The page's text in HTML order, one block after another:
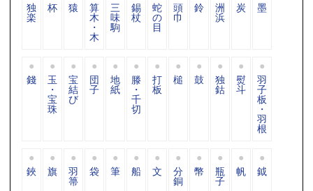
独
楽
杯 猿 算
木
・
木
三
味
駒
錫
杖
蛇
の
目
頭
巾
鈴 洲
浜
炭 墨
錢 玉
・
宝
珠
宝
結
び
団
子
地
紙
滕
・
千
切
打
板
槌 鼓 独
鈷
熨
斗
羽
子
板
・
羽
根
鋏 旗 羽
箒
袋 筆 船 文 分
銅
幣 瓶
子
帆 鉞